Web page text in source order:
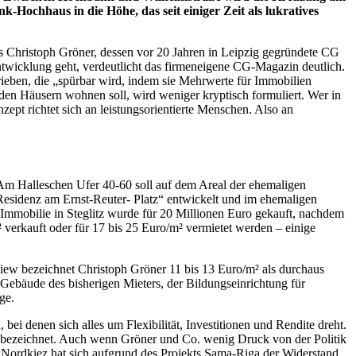
Hochhaus in die Höhe, das seit einiger Zeit als lukratives
Gröner, dessen vor 20 Jahren in Leipzig gegründete CG
geht, verdeutlicht das firmeneigene CG-Magazin deutlich.
die „spürbar wird, indem sie Mehrwerte für Immobilien
Häusern wohnen soll, wird weniger kryptisch formuliert. Wer in
richtet sich an leistungsorientierte Menschen. Also an
Halleschen Ufer 40-60 soll auf dem Areal der ehemaligen
am Ernst-Reuter- Platz“ entwickelt und im ehemaligen
in Steglitz wurde für 20 Millionen Euro gekauft, nachdem
oder für 17 bis 25 Euro/m² vermietet werden – einige
bezeichnet Christoph Gröner 11 bis 13 Euro/m² als durchaus
des bisherigen Mieters, der Bildungseinrichtung für
denen sich alles um Flexibilität, Investitionen und Rendite dreht.
Auch wenn Gröner und Co. wenig Druck von der Politik